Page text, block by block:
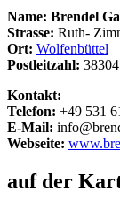
Name: Brendel
Strasse: Ruth-
Ort: Wolfenbüttel
Postleitzahl: 38304
Kontakt:
Telefon: +49 531
E-Mail:
Webseite:
auf der